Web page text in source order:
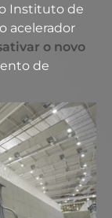
Instituto de
acelerador
o novo
de